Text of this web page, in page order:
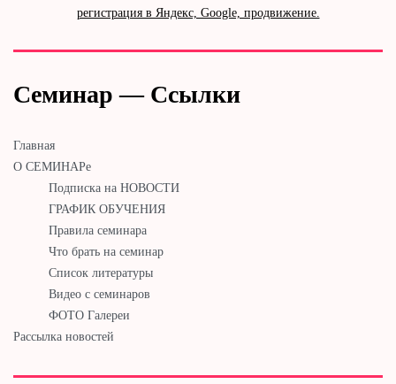
регистрация в Яндекс, Google, продвижение.
Семинар — Ссылки
Главная
О СЕМИНАРе
Подписка на НОВОСТИ
ГРАФИК ОБУЧЕНИЯ
Правила семинара
Что брать на семинар
Список литературы
Видео с семинаров
ФОТО Галереи
Рассылка новостей